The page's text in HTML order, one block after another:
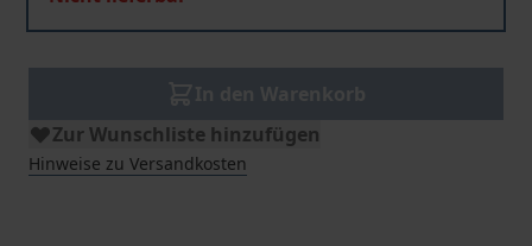
Zur Wunschliste hinzufügen
Hinweise zu Versandkosten